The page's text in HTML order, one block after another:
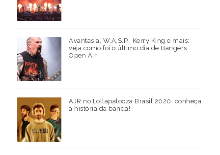
Avantasia, W.A.S.P., Kerry King e mais:
veja como foi o último dia de Bangers
Open Air
AJR no Lollapalooza Brasil 2020: conheça
a história da banda!